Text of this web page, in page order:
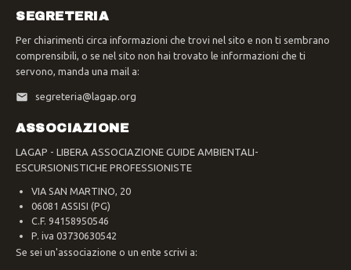
SEGRETERIA
Per chiarimenti circa informazioni che trovi nel sito e non ti sembrano
comprensibili, o se nel sito non hai trovato le informazioni che ti
servono, manda una mail a:
segreteria@lagap.org
ASSOCIAZIONE
LAGAP - LIBERA ASSOCIAZIONE GUIDE AMBIENTALI-
ESCURSIONISTICHE PROFESSIONISTE
VIA SAN MARTINO, 20
06081 ASSISI (PG)
C.F. 94158950546
P. iva 03730630542
Se sei un'associazione o un ente scrivi a: